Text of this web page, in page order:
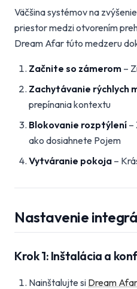
Väčšina systémov na
priestor medzi otvorením
Dream Afar túto medzeru
Začnite so zámerom –
Zachytávanie rýchlych
prepínania kontextu
Blokovanie rozptýlení –
ako dosiahnete Pojem
Vytváranie pokoja –
Nastavenie
Krok 1: Inštalácia a
Nainštalujte si Dream Afar